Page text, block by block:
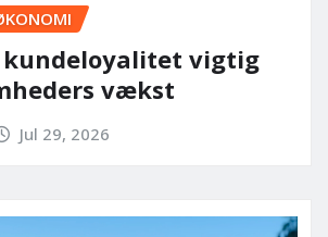
kundeloyalitet vigtig
vækst
Jul 29, 2026